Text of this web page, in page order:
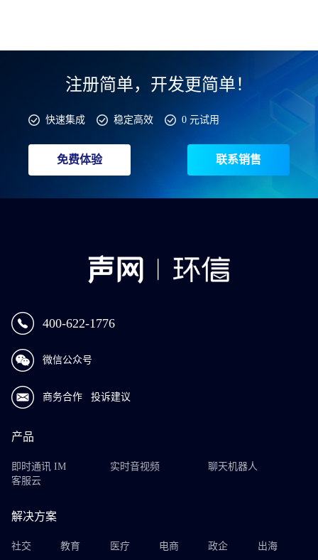
注册简单，开发更简单！
快速集成 稳定高效 0 元试用
免费体验 联系销售
400-622-1776
微信公众号
商务合作 投诉建议
产品
即时通讯 IM 实时音视频
聊天机器人
客服云
解决方案
社交 教育 医疗 电商 政企 出海